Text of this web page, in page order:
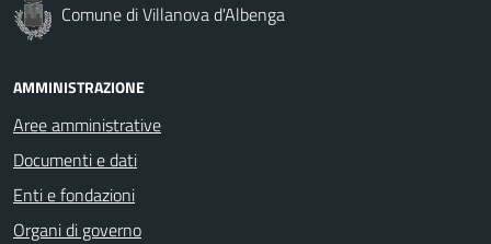
Comune di Villanova d'Albenga
AMMINISTRAZIONE
Aree amministrative
Documenti e dati
Enti e fondazioni
Organi di governo